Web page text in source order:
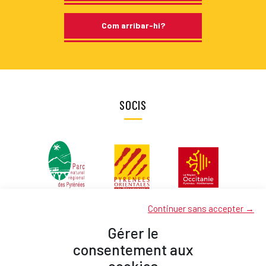
Gérer le
consentement aux
Continuer sans accepter →
Com arribar-hi?
SOCIS